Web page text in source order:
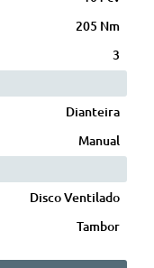
205 Nm
3
Dianteira
Manual
Disco Ventilado
Tambor